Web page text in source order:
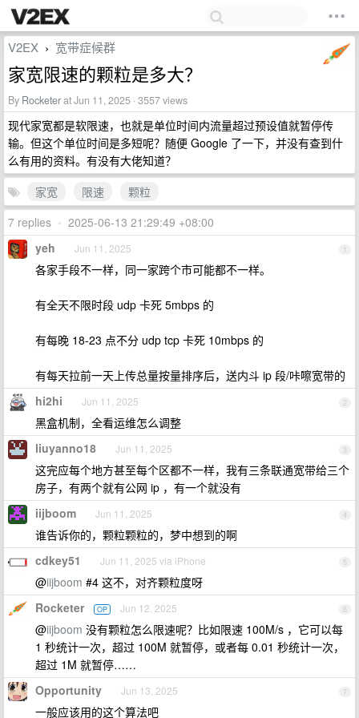
V2EX › 宽带症候群
家宽限速的颗粒是多大？
By Rocketerat Jun 11, 2025 · 3557 views
现代家宽都是软限速，也就是单位时间内流量超过预设值就暂停传
输。但这个单位时间是多短呢？随便 Google 了一下，并没有查到什
么有用的资料。有没有大佬知道？
家宽
限速
颗粒
7 replies • 2025-06-13 21:29:49 +08:00
1
yeh Jun 11, 2025
各家手段不一样，同一家跨个市可能都不一样。
有全天不限时段 udp 卡死 5mbps 的
有每晚 18-23 点不分 udp tcp 卡死 10mbps 的
有每天拉前一天上传总量按量排序后，送内斗 ip 段/咔嚓宽带的
2
hi2hi Jun 11, 2025
黑盒机制，全看运维怎么调整
3
liuyanno18 Jun 11, 2025
这完应每个地方甚至每个区都不一样，我有三条联通宽带给三个
房子，有两个就有公网 ip ，有一个就没有
4
iijboom Jun 11, 2025
谁告诉你的，颗粒颗粒的，梦中想到的啊
5
cdkey51 Jun 11, 2025 via iPhone
@iijboom #4 这不，对齐颗粒度呀
6
Rocketer OP Jun 12, 2025
@iijboom 没有颗粒怎么限速呢？比如限速 100M/s ，它可以每
1 秒统计一次，超过 100M 就暂停，或者每 0.01 秒统计一次，
超过 1M 就暂停……
7
Opportunity Jun 13, 2025
一般应该用的这个算法吧